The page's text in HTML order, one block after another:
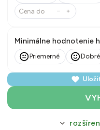
Minimálne hodnotenie
Priemerné Dobré